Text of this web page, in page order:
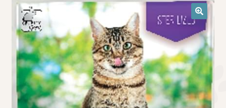
Σκύλος
Κουνέλι
Πουλί
Κρεβατάκια
🔍